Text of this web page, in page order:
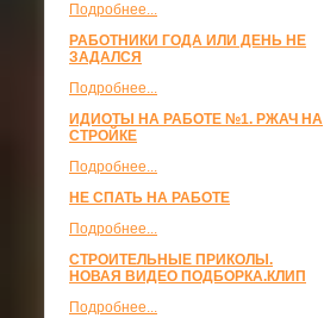
Подробнее...
РАБОТНИКИ ГОДА ИЛИ ДЕНЬ НЕ
ЗАДАЛСЯ
Подробнее...
ИДИОТЫ НА РАБОТЕ №1. РЖАЧ НА
СТРОЙКЕ
Подробнее...
НЕ СПАТЬ НА РАБОТЕ
Подробнее...
СТРОИТЕЛЬНЫЕ ПРИКОЛЫ.
НОВАЯ ВИДЕО ПОДБОРКА.КЛИП
Подробнее...